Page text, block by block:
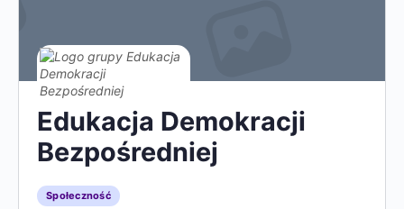
Edukacja Demokracji
Bezpośredniej
Społeczność